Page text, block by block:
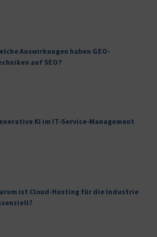
Auswirkungen haben GEO-
auf SEO?
KI im IT-Service-Management
ist Cloud-Hosting für die Industrie